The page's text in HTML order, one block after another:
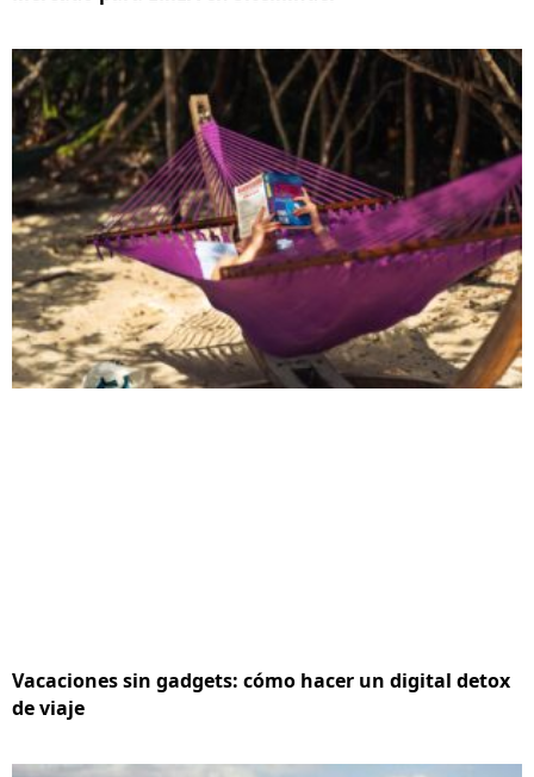
Vacaciones sin gadgets: cómo hacer un digital detox
de viaje